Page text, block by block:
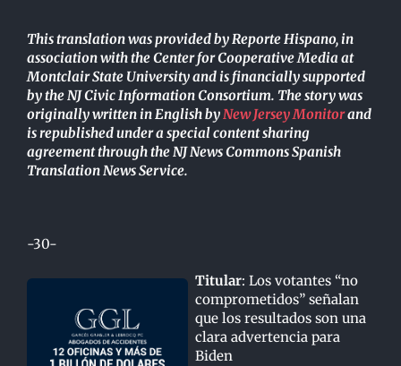
This translation was provided by Reporte Hispano, in
association with the Center for Cooperative Media at
Montclair State University and is financially supported
by the NJ Civic Information Consortium. The story was
originally written in English byNew Jersey Monitorand
is republished under a special content sharing
agreement through the NJ News Commons Spanish
Translation News Service.
-30-
Titular: Los votantes “no
comprometidos” señalan
que los resultados son una
clara advertencia para
Biden